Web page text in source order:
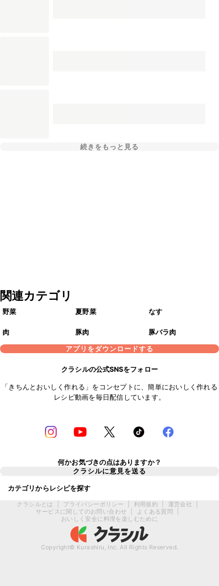
続きをもっと見る
関連カテゴリ
野菜 夏野菜 なす
肉 豚肉
豚バラ肉
アプリをダウンロードする
クラシルの公式SNSをフォロー
「きちんとおいしく作れる」をコンセプトに、簡単においしく作れる
レシピ動画を毎日配信しています。
何かお気づきの点はありますか？
クラシルに意見を送る
カテゴリからレシピを探す
クラシルとは プライバシーポリシー 利用規約 運営会社
サービスに関してのお問い合わせ
よくある質問
おいしく安全に料理を楽しむために
Copyright© Kurashiru, Inc. All Rights Reserved.